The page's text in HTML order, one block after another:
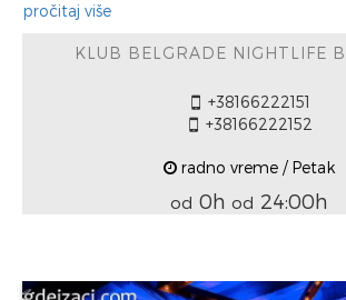
pročitaj više
KLUB BELGRADE NIGHTLIFE
+38166222151
+38166222152
radno vreme / Petak
od 0h od 24:00h